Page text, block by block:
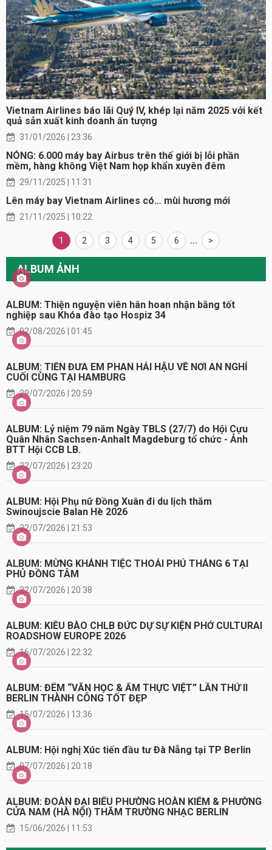
Vietnam Airlines báo lãi Quý IV, khép lại năm 2025 với kết
quả sản xuất kinh doanh ấn tượng
31/01/2026 | 23:36
NÓNG: 6.000 máy bay Airbus trên thế giới bị lỗi phần
mềm, hàng không Việt Nam họp khẩn xuyên đêm
29/11/2025 | 11:31
Lên máy bay Vietnam Airlines có… mùi hương mới
21/11/2025 | 10:22
1 2 3 4 5 6 ... >
ALBUM ẢNH
ALBUM: Thiện nguyện viên hân hoan nhận bằng tốt
nghiệp sau Khóa đào tạo Hospiz 34
02/08/2026 | 01:45
ALBUM: TIỄN ĐƯA EM PHAN HẢI HẬU VỀ NƠI AN NGHỈ
CUỐI CÙNG TẠI HAMBURG
29/07/2026 | 20:59
ALBUM: Lỷ niệm 79 năm Ngày TBLS (27/7) do Hội Cựu
Quân Nhân Sachsen-Anhalt Magdeburg tổ chức - Ảnh
BTT Hội CCB LB.
22/07/2026 | 23:20
ALBUM: Hội Phụ nữ Đồng Xuân đi du lịch thăm
Swinoujscie Balan Hè 2026
22/07/2026 | 21:53
ALBUM: MỪNG KHÁNH TIỆC THOẢI PHỦ THÁNG 6 TẠI
PHỦ ĐỒNG TÂM
22/07/2026 | 20:38
ALBUM: KIỀU BÀO CHLB ĐỨC DỰ SỰ KIỆN PHỞ CULTURAI
ROADSHOW EUROPE 2026
16/07/2026 | 22:32
ALBUM: ĐÊM “VĂN HỌC & ẨM THỰC VIỆT” LẦN THỨ II
BERLIN THÀNH CÔNG TỐT ĐẸP
15/07/2026 | 13:36
ALBUM: Hội nghị Xúc tiến đầu tư Đà Nẵng tại TP Berlin
07/07/2026 | 20:18
ALBUM: ĐOÀN ĐẠI BIỂU PHƯỜNG HOÀN KIẾM & PHƯỜNG
CỬA NAM (HÀ NỘI) THĂM TRƯỜNG NHẠC BERLIN
15/06/2026 | 11:53